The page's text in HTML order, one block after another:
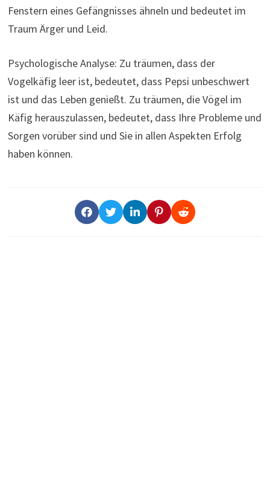
Fenstern eines Gefängnisses ähneln und bedeutet im
Traum Ärger und Leid.
Psychologische Analyse: Zu träumen, dass der
Vogelkäfig leer ist, bedeutet, dass Pepsi unbeschwert
ist und das Leben genießt. Zu träumen, die Vögel im
Käfig herauszulassen, bedeutet, dass Ihre Probleme und
Sorgen vorüber sind und Sie in allen Aspekten Erfolg
haben können.